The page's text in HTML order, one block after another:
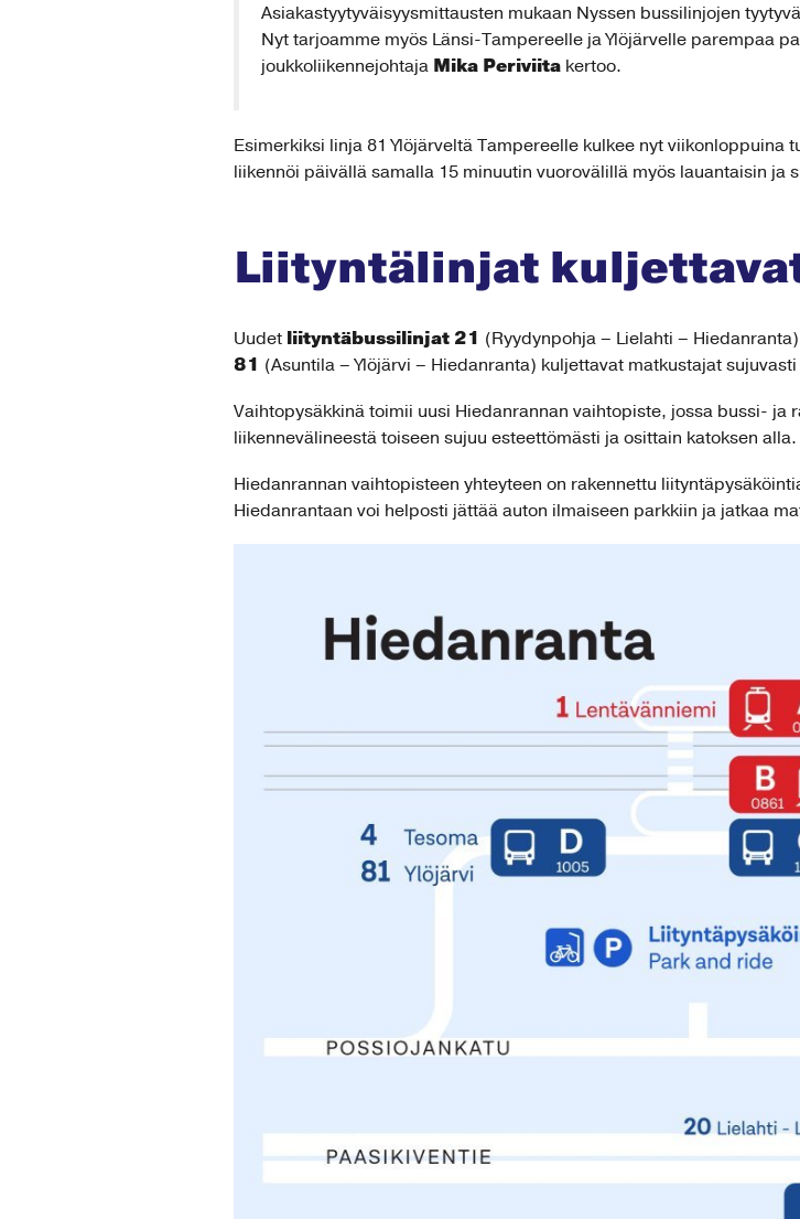
Asiakastyytyväisyysmittausten mukaan Nyssen bussilinjojen
Nyt tarjoamme myös Länsi-Tampereelle ja Ylöjärvelle parempaa
joukkoliikennejohtaja Mika Periviita kertoo.
Esimerkiksi linja 81 Ylöjärveltä Tampereelle kulkee nyt viikonloppuina
liikennöi päivällä samalla 15 minuutin vuorovälillä myös lauantaisin ja
Liityntälinjat
Uudet liityntäbussilinjat 21 (Ryydynpohja – Lielahti –
81 (Asuntila – Ylöjärvi – Hiedanranta) kuljettavat matkustajat
Vaihtopysäkkinä toimii uusi Hiedanrannan vaihtopiste, jossa bussi- ja
liikennevälineestä toiseen sujuu esteettömästi ja osittain katoksen
Hiedanrannan vaihtopisteen yhteyteen on rakennettu
Hiedanrantaan voi helposti jättää auton ilmaiseen parkkiin ja jatkaa